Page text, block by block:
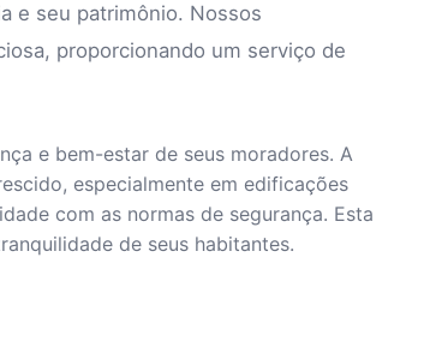
e seu patrimônio. Nossos
proporcionando um serviço de
e bem-estar de seus moradores. A
especialmente em edificações
com as normas de segurança. Esta
de seus habitantes.